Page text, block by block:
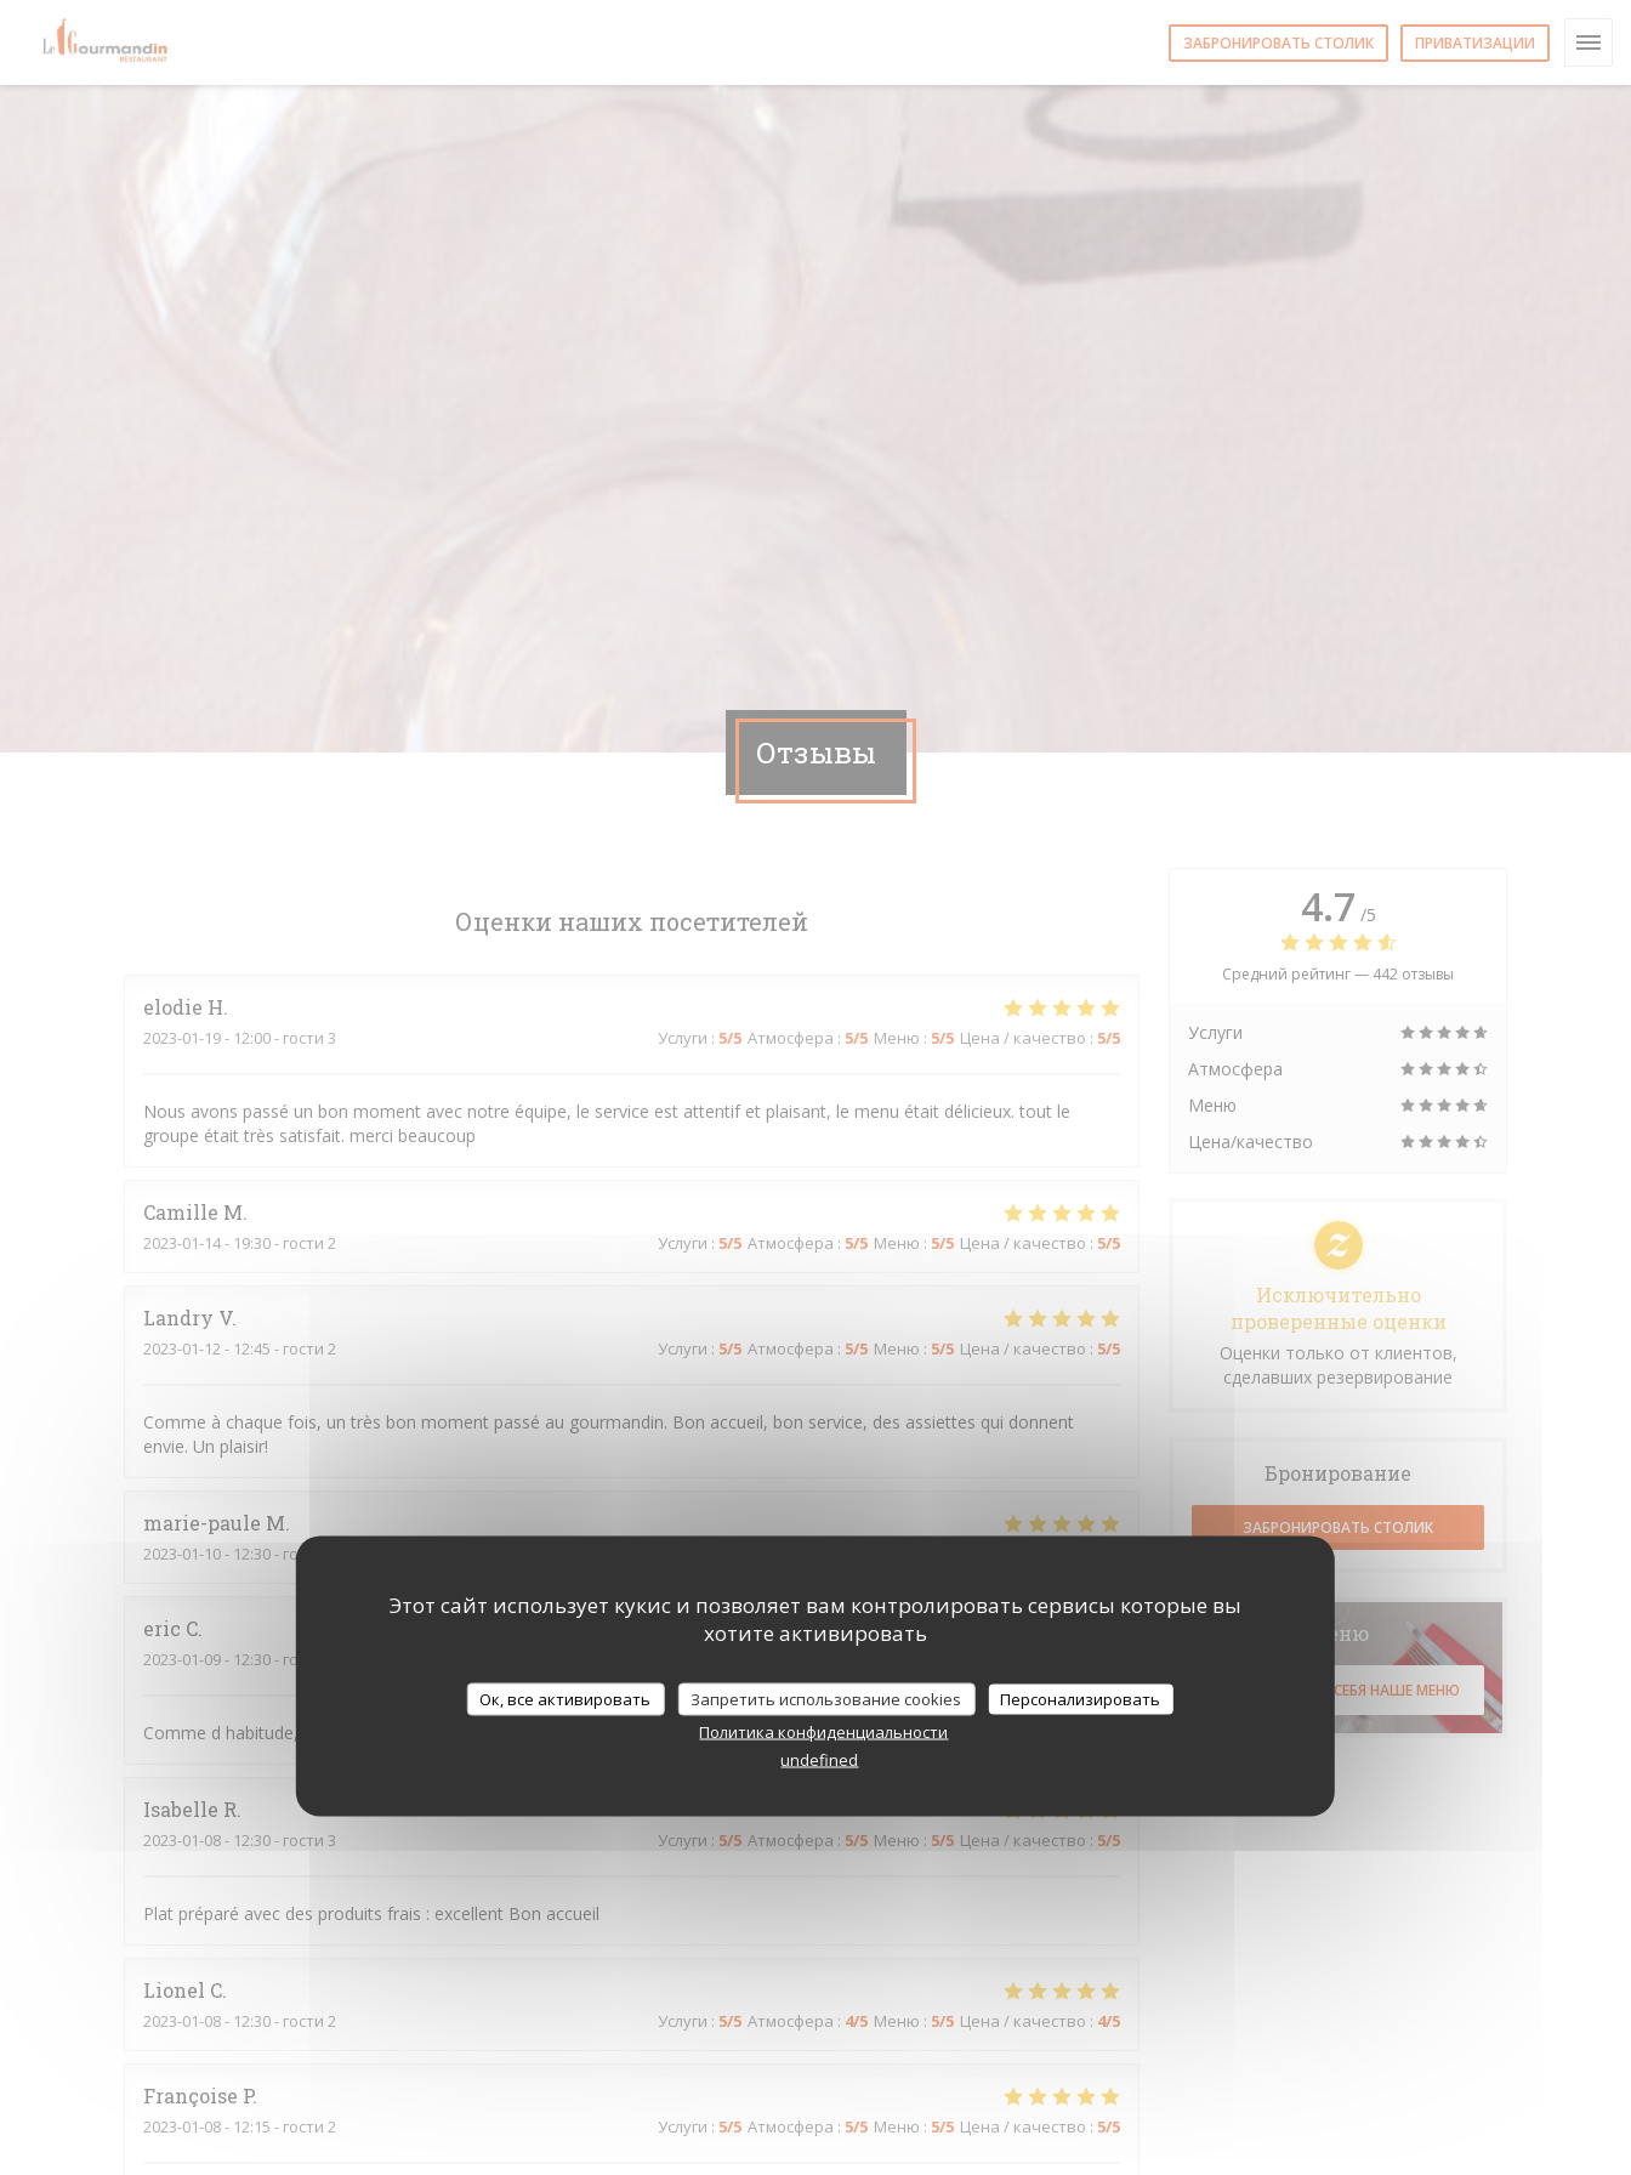
Этот сайт использует кукис и позволяет вам контролировать сервисы которые вы
хотите активировать
Ок, все активировать Запретить использование cookies
Персонализировать
Политика конфиденциальности
undefined
ЗАБРОНИРОВАТЬ СТОЛИК ПРИВАТИЗАЦИИ
Отзывы
Оценки наших посетителей
elodie H
2023-01-19- 12:00 - гости 3 Услуги : 5/5 Атмосфера : 5/5 Меню : 5/5 Цена / качество : 5/5
Nous avons passé un bon moment avec notre équipe, le service est attentif et plaisant, le menu était délicieux. tout le
groupe était très satisfait. merci beaucoup
Camille M
2023-01-14- 19:30 - гости 2 Услуги : 5/5 Атмосфера : 5/5 Меню : 5/5 Цена / качество : 5/5
Landry V
2023-01-12- 12:45 - гости 2 Услуги : 5/5 Атмосфера : 5/5 Меню : 5/5 Цена / качество : 5/5
Comme à chaque fois, un très bon moment passé au gourmandin. Bon accueil, bon service, des assiettes qui donnent
envie. Un plaisir!
marie-paule M
2023-01-10- 12:30 - гости 2
eric C
2023-01-09- 12:30 - гости 2
Comme d habitude, rien à redire , super service et très bon...
Isabelle R
2023-01-08- 12:30 - гости 3 Услуги : 5/5 Атмосфера : 5/5 Меню : 5/5 Цена / качество : 5/5
Plat préparé avec des produits frais : excellent Bon accueil
Lionel C
2023-01-08- 12:30 - гости 2 Услуги : 5/5 Атмосфера : 4/5 Меню : 5/5 Цена / качество : 4/5
Françoise P
2023-01-08- 12:15 - гости 2 Услуги : 5/5 Атмосфера : 5/5 Меню : 5/5 Цена / качество : 5/5
4.7 /5
Средний рейтинг — 442 отзывы
Услуги
Атмосфера
Меню
Цена/качество
Исключительно
проверенные оценки
Оценки только от клиентов,
сделавших резервирование
Бронирование
ЗАБРОНИРОВАТЬ СТОЛИК
Меню
ОТКРОЙТЕ ДЛЯ СЕБЯ НАШЕ МЕНЮ